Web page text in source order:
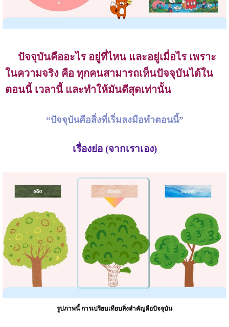
ปัจจุบันคืออะไร อยู่ที่ไหน และอยู่เมื่อไร เพราะ
ในความจริง คือ ทุกคนสามารถเห็นปัจจุบันได้ใน
ตอนนี้ เวลานี้ และทำให้มันดีสุดเท่านั้น
“ปัจจุบันคือสิ่งที่เริ่มลงมือทำตอนนี้”
เรื่องย่อ (จากเราเอง)
รูปภาพนี้ การเปรียบเทียบสิ่งสำคัญคือปัจจุบัน